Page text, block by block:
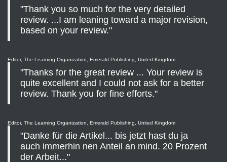
"Thank you so much for the very detailed
review. ...I am leaning toward a major revision,
based on your review."
Editor, The Learning Organization, Emerald Publishing, United Kingdom
"Thanks for the great review ... Your review is
quite excellent and I could not ask for a better
review. Thank you for fine efforts."
Editor, The Learning Organization, Emerald Publishing, United Kingdom
"Danke für die Artikel... bis jetzt hast du ja
auch immerhin nen Anteil an mind. 20 Prozent
der Arbeit..."